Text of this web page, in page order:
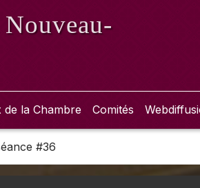
Nouveau-
de la Chambre Comités
#36